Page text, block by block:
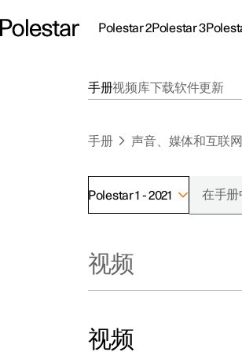
Polestar 2Polestar 3
探索Polestar 2
联系我们
极星官方二手车
探索Polestar 3
联系我们
探索Polestar 4
探索充电
公共充电
家庭充电
车主服务
手册视频库下载软件更新
手册 声音、媒体和互联网
Polestar 1 - 2021
视频
视频